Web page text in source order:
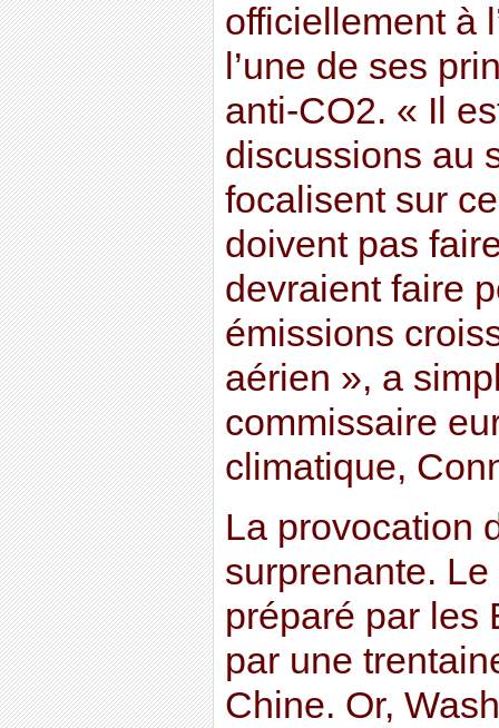
officiellement à
l’une de ses
anti-CO2. « Il
discussions au
focalisent sur
doivent pas
devraient faire
émissions
aérien », a
commissaire
climatique,
La provocation
surprenante.
préparé par les
par une
Chine. Or,